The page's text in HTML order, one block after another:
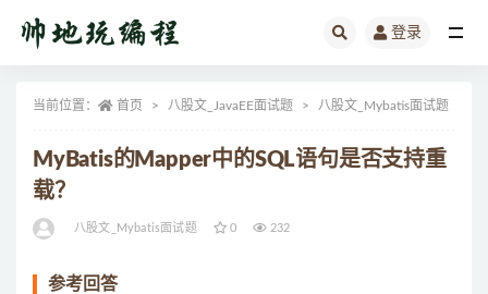
登录
当前位置： 首页 八股文_JavaEE面试题 八股文_Mybatis面试题
MyBatis的Mapper中的SQL语句是否支持重
载？
八股文_Mybatis面试题 0 232
参考回答